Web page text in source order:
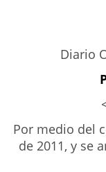
Diario
Por medio del
de 2011, y se